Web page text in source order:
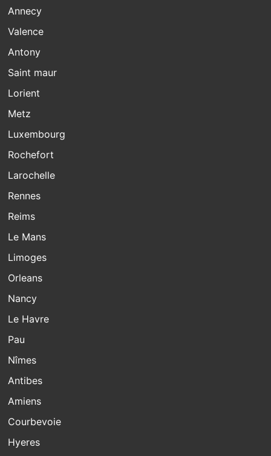
Annecy
Valence
Antony
Saint maur
Lorient
Metz
Luxembourg
Rochefort
Larochelle
Rennes
Reims
Le Mans
Limoges
Orleans
Nancy
Le Havre
Pau
Nîmes
Antibes
Amiens
Courbevoie
Hyeres